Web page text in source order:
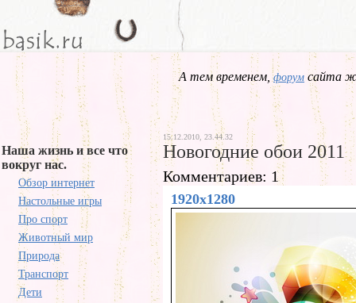
А тем временем,форум сайта
Наша жизнь и все что
вокруг нас.
Обзор интернет
Настольные игры
Про спорт
Животный мир
Природа
Транспорт
Дети
15.12.2010, 23.44.32
Новогодние обои 2011
Комментариев: 1
1920x1280